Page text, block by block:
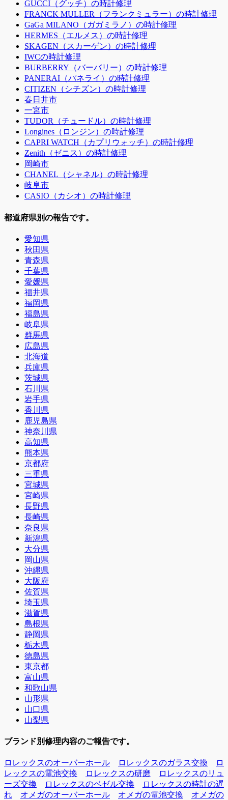
GUCCI（グッチ）の時計修理
FRANCK MULLER（フランクミュラー）の時計修理
GaGa MILANO（ガガミラノ）の時計修理
HERMES（エルメス）の時計修理
SKAGEN（スカーゲン）の時計修理
IWCの時計修理
BURBERRY（バーバリー）の時計修理
PANERAI（パネライ）の時計修理
CITIZEN（シチズン）の時計修理
春日井市
一宮市
TUDOR（チュードル）の時計修理
Longines（ロンジン）の時計修理
CAPRI WATCH（カプリウォッチ）の時計修理
Zenith（ゼニス）の時計修理
岡崎市
CHANEL（シャネル）の時計修理
岐阜市
CASIO（カシオ）の時計修理
都道府県別の報告です。
愛知県
秋田県
青森県
千葉県
愛媛県
福井県
福岡県
福島県
岐阜県
群馬県
広島県
北海道
兵庫県
茨城県
石川県
岩手県
香川県
鹿児島県
神奈川県
高知県
熊本県
京都府
三重県
宮城県
宮崎県
長野県
長崎県
奈良県
新潟県
大分県
岡山県
沖縄県
大阪府
佐賀県
埼玉県
滋賀県
島根県
静岡県
栃木県
徳島県
東京都
富山県
和歌山県
山形県
山口県
山梨県
ブランド別修理内容のご報告です。
ロレックスのオーバーホール ロレックスのガラス交換
ロ
レックスの電池交換
ロレックスの研磨
ロレックスのリュ
ーズ交換
ロレックスのベゼル交換
ロレックスの時計の遅
れ
オメガのオーバーホール オメガの電池交換
オメガの